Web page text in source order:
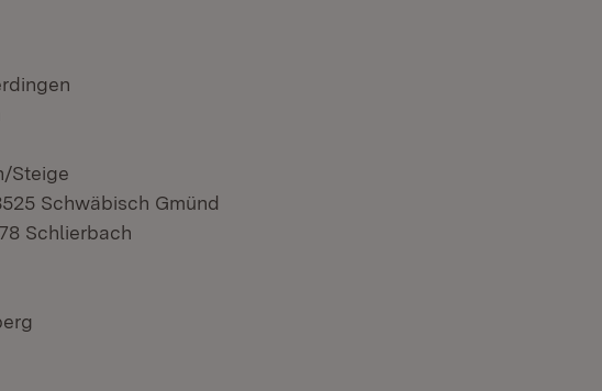
Steige
Schwäbisch Gmünd
Schlierbach